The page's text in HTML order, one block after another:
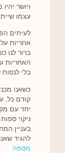
ויושר
עצמו
לעיתים
אחריות
ברור לנו
האחריות
בלי
כשאנו
קודם כל,
יחד עם
ניקוי
בעניין
להגיד
מספה